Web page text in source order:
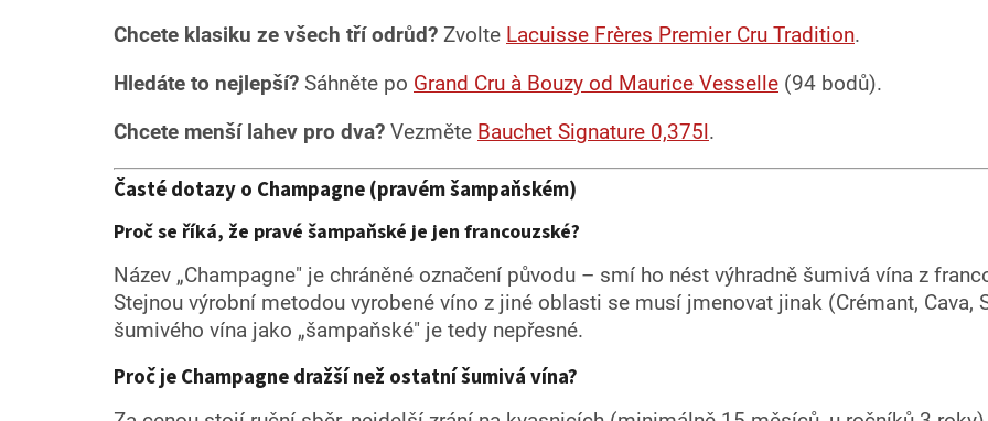
Chcete klasiku ze všech tří odrůd? Zvolte Lacuisse Frères Premier Cru Tradition.
Hledáte to nejlepší? Sáhněte po Grand Cru à Bouzy od Maurice Vesselle (94 bodů).
Chcete menší lahev pro dva? Vezměte Bauchet Signature 0,375l.
Časté dotazy o Champagne (pravém šampaňském)
Proč se říká, že pravé šampaňské je jen francouzské?
Název „Champagne" je chráněné označení původu – smí ho nést výhradně šumivá vína z
Stejnou výrobní metodou vyrobené víno z jiné oblasti se musí jmenovat jinak (Crémant, Cava,
šumivého vína jako „šampaňské" je tedy nepřesné.
Proč je Champagne dražší než ostatní šumivá vína?